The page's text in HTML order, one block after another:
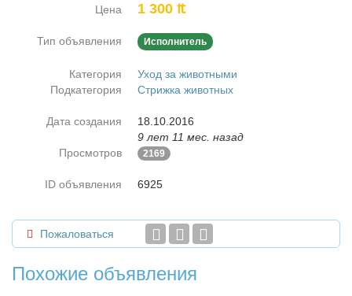
Цена 1 300 ₶
Тип объявления Исполнитель
Категория
Уход за животными
Подкатегория
Стрижка животных
Дата создания
18.10.2016
9 лет 11 мес. назад
Просмотров
2169
ID объявления 6925
Пожаловаться
Похожие объявления